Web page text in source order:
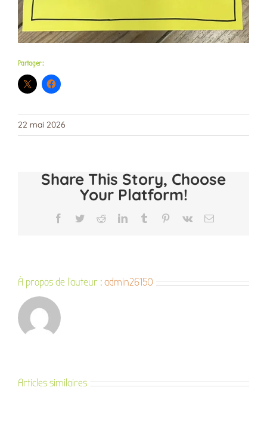
Partager :
22 mai 2026
Share This Story, Choose
Your Platform!
Facebook
TwitterRedditLinkedInTumblr Pinterest
Vk Email
À propos de l'auteur :admin26150
Articles similaires